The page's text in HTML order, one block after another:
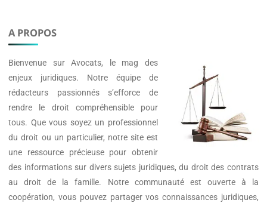
A PROPOS
Bienvenue surAvocats, le mag des
enjeux juridiques. Notre équipe de
rédacteurs passionnés s’efforce de
rendre le droit compréhensible pour
tous. Que vous soyez un professionnel
du droit ou un particulier, notre site est
une ressource précieuse pour obtenir
des informations sur divers sujets juridiques, du droit des contrats
au droit de la famille. Notre communauté est ouverte à la
coopération, vous pouvez partager vos connaissances juridiques,